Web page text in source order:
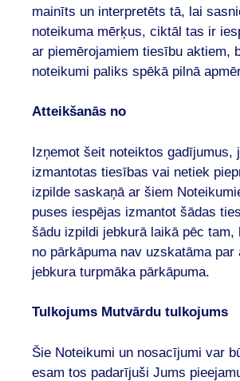
mainīts un interpretēts tā, lai
noteikuma mērķus, ciktāl tas ir
ar piemērojamiem tiesību aktiem,
noteikumi paliks spēkā pilnā
Atteikšanās no
Izņemot šeit noteiktos gadījumus,
izmantotas tiesības vai netiek
izpilde saskaņā ar šiem
puses iespējas izmantot šādas
šādu izpildi jebkurā laikā pēc tam,
no pārkāpuma nav uzskatāma par
jebkura turpmāka pārkāpuma.
Tulkojums Mutvārdu tulkojums
Šie Noteikumi un nosacījumi var
esam tos padarījuši Jums